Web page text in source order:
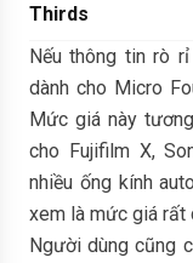
Thirds
Nếu thông tin rò
dành cho Micro
Mức giá này
cho Fujifilm X,
nhiều ống kính
xem là mức giá rất
Người dùng cũng